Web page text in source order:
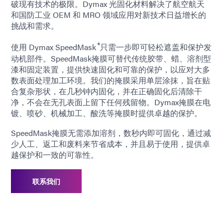
破现有技术的极限。Dymax 光固化材料解决了航空航天
和国防工业 OEM 和 MRO 领域应用对新技术日益增长的
挑战和需求。
使用 Dymax SpeedMask®只需一步即可轻松遮盖和保护发
动机部件。SpeedMask掩膜可替代传统胶带、蜡、溶剂型
漆和固定装置，提供快速固化和可靠的保护，以应对大多
数表面处理加工环境。我们的掩膜采用单层涂抹，旨在贴
合复杂形状，在几秒钟内固化，并在正确固化后清除干
净，不会在无孔表面上留下任何残留物。Dymax掩膜在电
镀、喷砂、机械加工、酸洗等掩膜时提供卓越的保护。
SpeedMask掩膜无需添加溶剂，数秒内即可固化，通过减
少人工、返工和废料来节省成本，并且易于使用，提供卓
越保护和一致的可靠性。
联系我们